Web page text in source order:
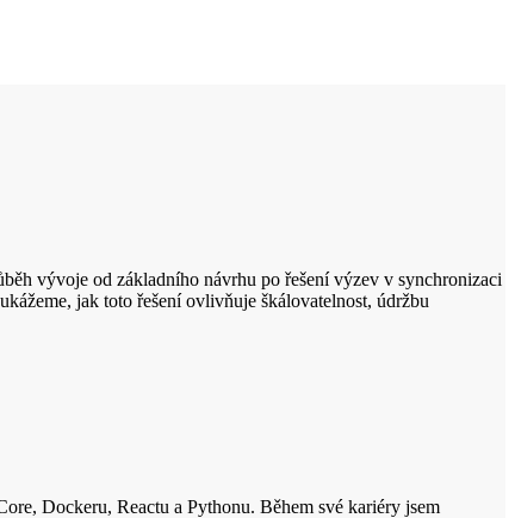
vývoje od základního návrhu po řešení výzev v synchronizaci
jak toto řešení ovlivňuje škálovatelnost, údržbu
Dockeru, Reactu a Pythonu. Během své kariéry jsem